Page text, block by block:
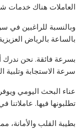
العاملات هناك خدمات
وبالنسبة للراغبين في
بالساعة بالرياض
بسرعة فائقة. نحن ندرك
سرعة الاستجابة وتلبية
عناء البحث اليومي
تطلبونها فيها.
بطيبة القلب والأمانة،